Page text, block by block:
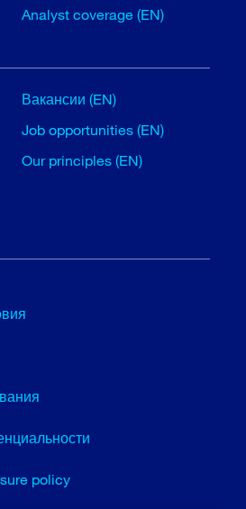
Analyst coverage (EN)
Вакансии (EN)
Job opportunities (EN)
Our principles (EN)
policy